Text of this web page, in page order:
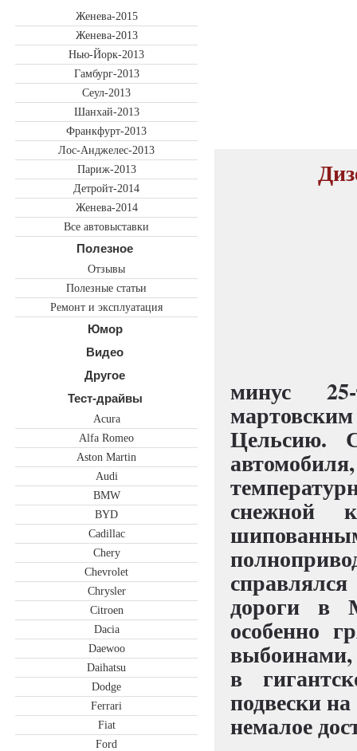
Женева-2015
Женева-2013
Нью-Йорк-2013
Гамбург-2013
Сеул-2013
Шанхай-2013
Франкфурт-2013
Лос-Анджелес-2013
Париж-2013
Детройт-2014
Женева-2014
Все автовыставки
Полезное
Отзывы
Полезные статьи
Ремонт и эксплуатация
Юмор
Видео
Другое
Тест-драйвы
Acura
Alfa Romeo
Aston Martin
Audi
BMW
BYD
Cadillac
Chery
Chevrolet
Chrysler
Citroen
Dacia
Daewoo
Daihatsu
Dodge
Ferrari
Fiat
Ford
минус
Цельсию.
снежной
дороги в
особенно
выбоинами,
в
подвески
немалое